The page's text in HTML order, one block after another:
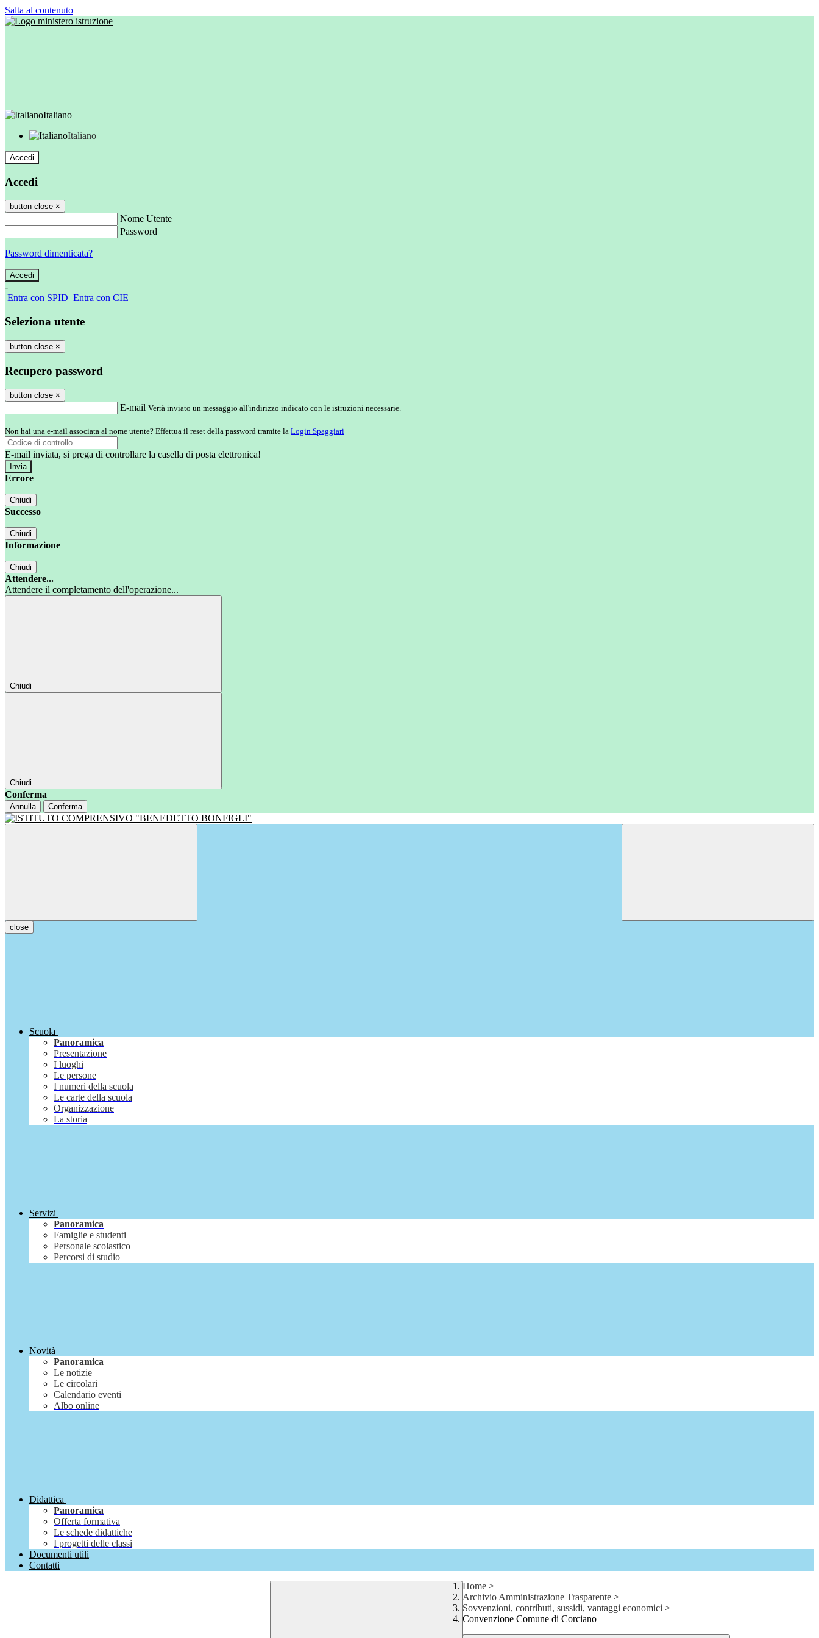
Salta al contenuto
Italiano
Italiano
Accedi
Accedi
button close ×
Nome Utente
Password
Password dimenticata?
-
Entra con SPID Entra con CIE
Seleziona utente
button close ×
Recupero password
button close ×
E-mail Verrà inviato un messaggio all'indirizzo indicato con le istruzioni necessarie.
Non hai una e-mail associata al nome utente? Effettua il reset della password tramite la Login Spaggiari
E-mail inviata, si prega di controllare la casella di posta elettronica!
Errore
Chiudi
Successo
Chiudi
Informazione
Chiudi
Attendere...
Attendere il completamento dell'operazione...
Chiudi
Chiudi
Conferma
Annulla Conferma
close
Scuola
Panoramica
Presentazione
I luoghi
Le persone
I numeri della scuola
Le carte della scuola
Organizzazione
La storia
Servizi
Panoramica
Famiglie e studenti
Personale scolastico
Percorsi di studio
Novità
Panoramica
Le notizie
Le circolari
Calendario eventi
Albo online
Didattica
Panoramica
Offerta formativa
Le schede didattiche
I progetti delle classi
Documenti utili
Contatti
Home >
Archivio Amministrazione Trasparente >
Sovvenzioni, contributi, sussidi, vantaggi economici >
Convenzione Comune di Corciano